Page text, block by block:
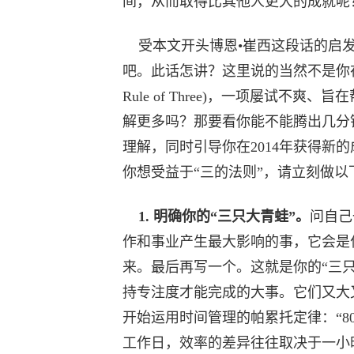
受本文开头博恩•崔西这段话的启
吧。此话怎讲？这里说的当然不是
Rule of Three)，一项屡试不爽、旨
解更多吗？那要看你能不能腾出几
理解，同时引导你在2014年获得新
你想受益于“三的法则”，请立刻做以
1. 明确你的“三只大青蛙”。 问自
作和事业产生最大影响的事，它会
来。最后再写一个。这就是你的“三
持专注度才能完成的大事。它们又
开始运用时间管理的帕累托定律：
工作日，效率的差异往往取决于一